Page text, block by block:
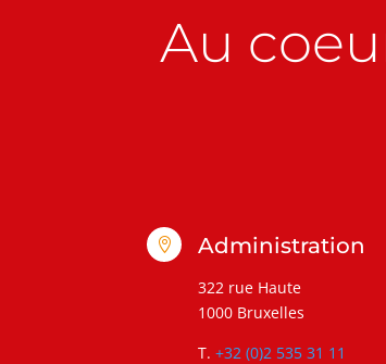
Au
 Administration
322 rue Haute
1000 Bruxelles
T. +32 (0)2 535 31 11